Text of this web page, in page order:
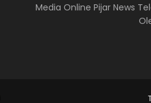
Media Online Pijar News